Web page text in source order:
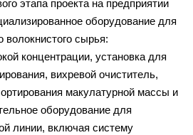
этапа проекта на предприятии
оборудование для
волокнистого сырья:
концентрации, установка для
вихревой очиститель,
макулатурной массы и
оборудование для
линии, включая систему